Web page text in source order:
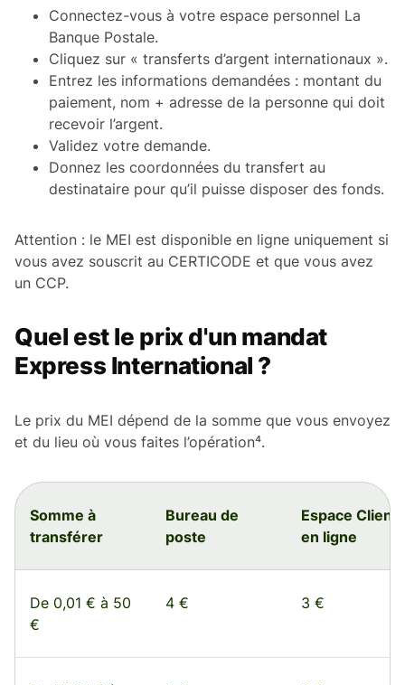
Connectez-vous à votre espace personnel La
Banque Postale.
Cliquez sur « transferts d’argent internationaux ».
Entrez les informations demandées : montant du
paiement, nom + adresse de la personne qui doit
recevoir l’argent.
Validez votre demande.
Donnez les coordonnées du transfert au
destinataire pour qu’il puisse disposer des fonds.
Attention : le MEI est disponible en ligne uniquement si
vous avez souscrit au CERTICODE et que vous avez
un CCP.
Quel est le prix d'un mandat
Express International ?
Le prix du MEI dépend de la somme que vous envoyez
et du lieu où vous faites l’opération⁴.
Somme à
transférer
Bureau de
poste
Espace Client
en ligne
De 0,01 € à 50
€
4 € 3 €